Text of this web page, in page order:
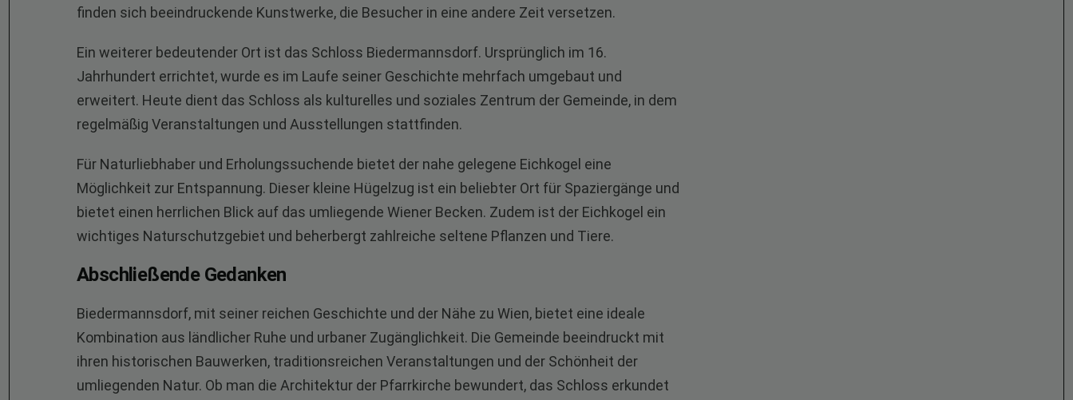
finden sich beeindruckende Kunstwerke, die Besucher in eine andere Zeit versetzen.
Ein weiterer bedeutender Ort ist das Schloss Biedermannsdorf. Ursprünglich im 16.
Jahrhundert errichtet, wurde es im Laufe seiner Geschichte mehrfach umgebaut und
erweitert. Heute dient das Schloss als kulturelles und soziales Zentrum der Gemeinde, in dem
regelmäßig Veranstaltungen und Ausstellungen stattfinden.
Für Naturliebhaber und Erholungssuchende bietet der nahe gelegene Eichkogel eine
Möglichkeit zur Entspannung. Dieser kleine Hügelzug ist ein beliebter Ort für Spaziergänge und
bietet einen herrlichen Blick auf das umliegende Wiener Becken. Zudem ist der Eichkogel ein
wichtiges Naturschutzgebiet und beherbergt zahlreiche seltene Pflanzen und Tiere.
Abschließende Gedanken
Biedermannsdorf, mit seiner reichen Geschichte und der Nähe zu Wien, bietet eine ideale
Kombination aus ländlicher Ruhe und urbaner Zugänglichkeit. Die Gemeinde beeindruckt mit
ihren historischen Bauwerken, traditionsreichen Veranstaltungen und der Schönheit der
umliegenden Natur. Ob man die Architektur der Pfarrkirche bewundert, das Schloss erkundet